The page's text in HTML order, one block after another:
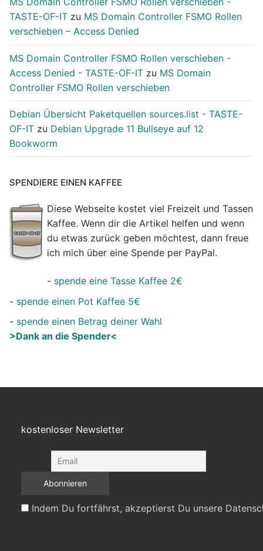
TASTE-OF-IT zu MS Domain Controller FSMO Rollen
verschieben – Access Denied
MS Domain Controller FSMO Rollen verschieben -
Access Denied - TASTE-OF-IT zu MS Domain
Controller FSMO Rollen verschieben
Debian Übersicht Paketquellen sources.list - TASTE-
OF-IT zu Debian Upgrade 11 Bullseye auf 12
Bookworm
SPENDIERE EINEN KAFFEE
Diese Webseite kostet viel Freizeit und Tassen
Kaffee. Wenn dir die Artikel helfen und wenn
du etwas zurück geben möchtest, dann freue
ich mich über eine Spende per PayPal.
- spende eine Tasse Kaffee 2€
- spende einen Pot Kaffee 5€
- spende einen Betrag deiner Wahl
>Dank an die Spender<
kostenloser Newsletter
Indem Du fortfährst, akzeptierst Du unsere